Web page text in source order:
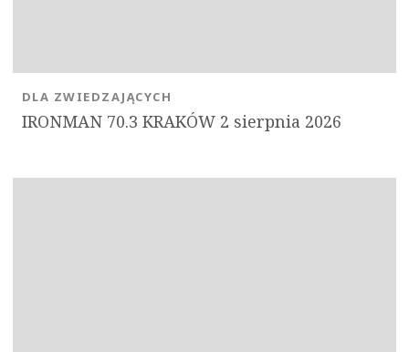
IRONMAN 70.3 KRAKÓW 2 sierpnia 2026
DLA ZWIEDZAJĄCYCH